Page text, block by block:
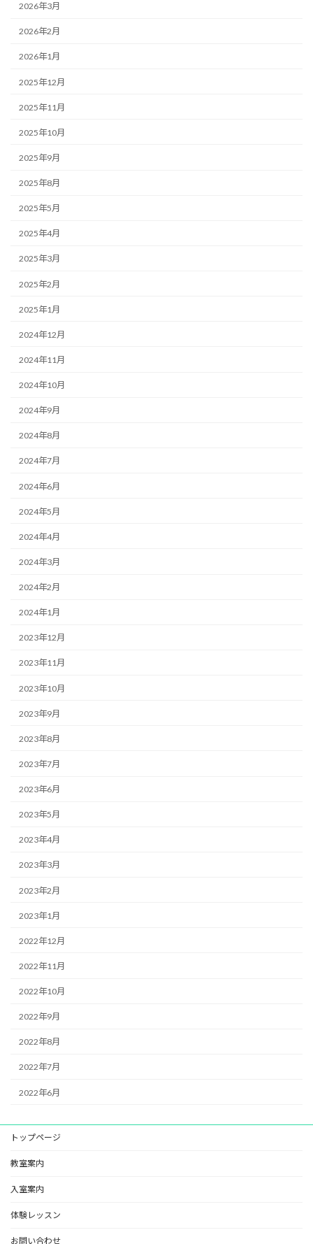
2026年3月
2026年2月
2026年1月
2025年12月
2025年11月
2025年10月
2025年9月
2025年8月
2025年5月
2025年4月
2025年3月
2025年2月
2025年1月
2024年12月
2024年11月
2024年10月
2024年9月
2024年8月
2024年7月
2024年6月
2024年5月
2024年4月
2024年3月
2024年2月
2024年1月
2023年12月
2023年11月
2023年10月
2023年9月
2023年8月
2023年7月
2023年6月
2023年5月
2023年4月
2023年3月
2023年2月
2023年1月
2022年12月
2022年11月
2022年10月
2022年9月
2022年8月
2022年7月
2022年6月
トップページ
教室案内
入室案内
体験レッスン
お問い合わせ